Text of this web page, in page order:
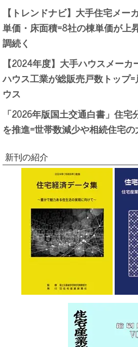
【トレンドナビ】大手住宅メー
単価・床面積=8社の棟単価が上
調続く
【2024年度】大手ハウスメー
ハウス工業が総販売戸数トップ
ウス
「2026年版国土交通白書」住
を推進=世帯数減少や相続住宅
新刊の紹介